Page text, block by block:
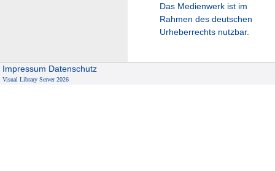
Das Medienwerk ist im
Rahmen des deutschen
Urheberrechts nutzbar.
Impressum Datenschutz
Visual Library Server 2026